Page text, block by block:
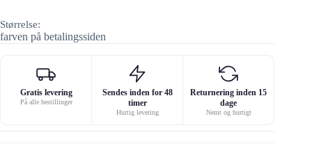
Størrelse:
farven på betalingssiden
Gratis levering
På alle bestillinger
Sendes inden for 48
timer
Hurtig levering
Returnering inden 15
dage
Nemt og hurtigt